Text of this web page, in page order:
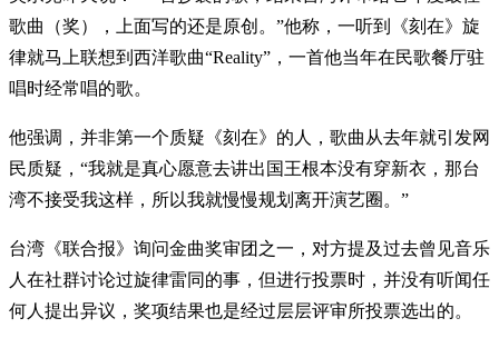
歌曲（奖），上面写的还是原创。”他称，一听到《刻在》旋
律就马上联想到西洋歌曲“Reality”，一首他当年在民歌餐厅驻
唱时经常唱的歌。
他强调，并非第一个质疑《刻在》的人，歌曲从去年就引发网
民质疑，“我就是真心愿意去讲出国王根本没有穿新衣，那台
湾不接受我这样，所以我就慢慢规划离开演艺圈。”
台湾《联合报》询问金曲奖审团之一，对方提及过去曾见音乐
人在社群讨论过旋律雷同的事，但进行投票时，并没有听闻任
何人提出异议，奖项结果也是经过层层评审所投票选出的。